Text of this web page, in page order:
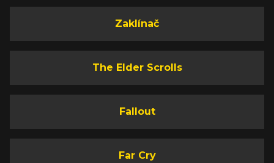
Zaklínač
The Elder Scrolls
Fallout
Far Cry